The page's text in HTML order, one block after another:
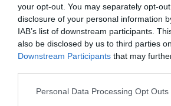
your opt-out. You may separately opt-
disclosure of your personal information
IAB’s list of downstream participants.
also be disclosed by us to third parties
Downstream Participants that may
Personal Data Processing Opt Outs
FAIRE UN DON
Appel aux
Soutenez Air Journal